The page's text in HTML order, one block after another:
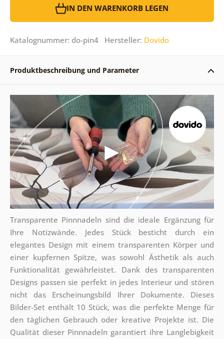
IN DEN WARENKORB LEGEN
Katalognummer: do-pin4 Hersteller: Dovido
Produktbeschreibung und Parameter
Transparente Pinnnadeln sind die ideale Ergänzung für
Ihre Notizwände. Jedes Stück besticht durch ein
elegantes Design mit einem transparenten Körper und
einer kupfernen Spitze, was sowohl Ästhetik als auch
Funktionalität gewährleistet. Dank des transparenten
Designs passen sie perfekt in jedes Interieur und stören
nicht das Erscheinungsbild Ihrer Dokumente. Dieses
Bilder-Set enthält 10 Stück, was die perfekte Menge für
den täglichen Gebrauch oder kreative Projekte ist. Die
Qualität dieser Pinnnadeln garantiert ihre Langlebigkeit